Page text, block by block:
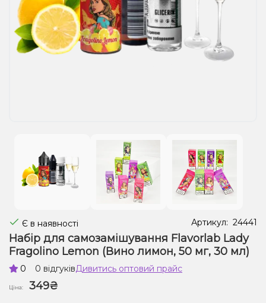
Рідини для електронних сигарет
Подарункові набори
Є в наявності Артикул: 24441
Набір для самозамішування Flavorlab Lady
Fragolino Lemon (Вино лимон, 50 мг, 30 мл)
0 0 відгуківДивитись оптовий прайс
Ціна:
349₴